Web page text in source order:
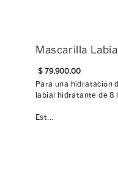
Mascarilla
$ 79.900,00
Para una hidratación
labial hidratante de 8
Est...